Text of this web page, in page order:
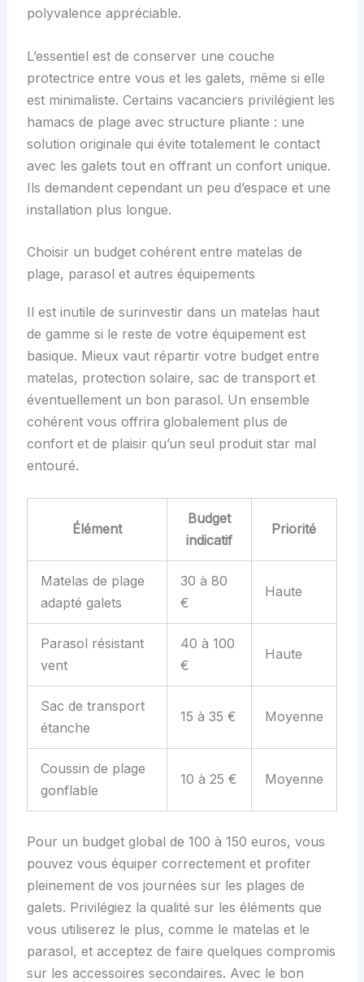
polyvalence appréciable.
L’essentiel est de conserver une couche
protectrice entre vous et les galets, même si elle
est minimaliste. Certains vacanciers privilégient les
hamacs de plage avec structure pliante : une
solution originale qui évite totalement le contact
avec les galets tout en offrant un confort unique.
Ils demandent cependant un peu d’espace et une
installation plus longue.
Choisir un budget cohérent entre matelas de
plage, parasol et autres équipements
Il est inutile de surinvestir dans un matelas haut
de gamme si le reste de votre équipement est
basique. Mieux vaut répartir votre budget entre
matelas, protection solaire, sac de transport et
éventuellement un bon parasol. Un ensemble
cohérent vous offrira globalement plus de
confort et de plaisir qu’un seul produit star mal
entouré.
Élément
Budget
indicatif
Priorité
Matelas de plage
adapté galets
30 à 80
€
Haute
Parasol résistant
vent
40 à 100
€
Haute
Sac de transport
étanche
15 à 35 € Moyenne
Coussin de plage
gonflable
10 à 25 € Moyenne
Pour un budget global de 100 à 150 euros, vous
pouvez vous équiper correctement et profiter
pleinement de vos journées sur les plages de
galets. Privilégiez la qualité sur les éléments que
vous utiliserez le plus, comme le matelas et le
parasol, et acceptez de faire quelques compromis
sur les accessoires secondaires. Avec le bon